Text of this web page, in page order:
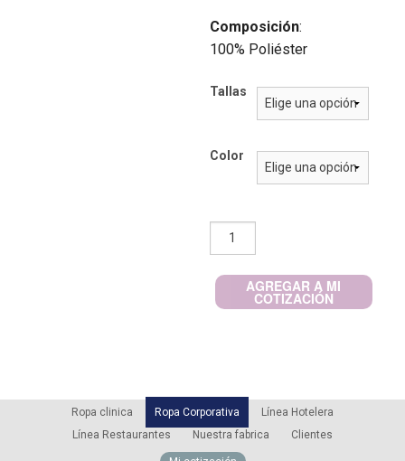
Composición:
100% Poliéster
Tallas
Color
Chaleco
Doble
135gr
AGREGAR A MI
COTIZACIÓN
Ropa clinica Ropa Corporativa
Línea Hotelera
Línea Restaurantes
Nuestra fabrica Clientes